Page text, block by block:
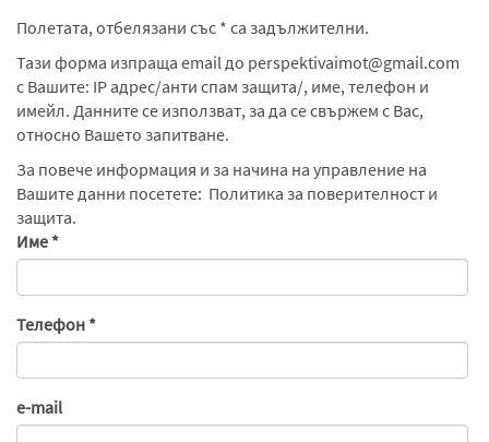
Полетата, отбелязани със * са задължителни.
Тази форма изпраща email до perspektivaimot@gmail.com
с Вашите: IP адрес/анти спам защита/, име, телефон и
имейл. Данните се използват, за да се свържем с Вас,
относно Вашето запитване.
За повече информация и за начина на управление на
Вашите данни посетете: Политика за поверителност и
защита.
Име *
Телефон *
e-mail